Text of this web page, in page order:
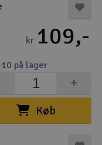
kr 109,-
Køb
+
på lager